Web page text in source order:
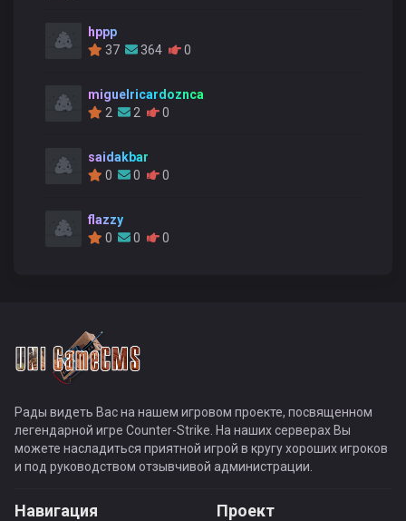
hppp
37
364 0
miguelricardoznca
2
2 0
saidakbar
0
0 0
flazzy
0
0 0
Рады видеть Вас на нашем игровом проекте, посвященном
легендарной игре Counter-Strike. На наших серверах Вы
можете насладиться приятной игрой в кругу хороших игроков
и под руководством отзывчивой администрации.
Навигация Проект